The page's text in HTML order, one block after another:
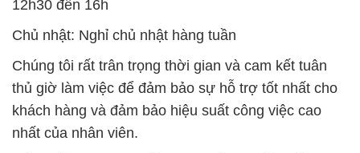
khách hàng và đảm bảo hiệu suất công việc cao
nhất của nhân viên.
BẢN ĐỒ MAP TẠI CÔNG TY HÓA CHẤT ĐẮC
TRƯỜNG PHÁT
ĐỊA CHỈ: 1229C Quốc lộ 1A, Phường Bình Trị
Đông B, Quận Bình Tân, Sài Gòn TP. Hồ Chí